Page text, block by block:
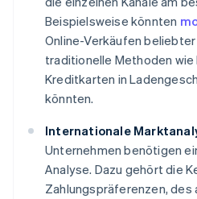
Beispielsweise könnten
Online-Verkäufen
traditionelle Methoden wie
Kreditkarten in
könnten.
Internationale
Unternehmen benötigen
Analyse. Dazu gehört die
Zahlungspräferenzen,